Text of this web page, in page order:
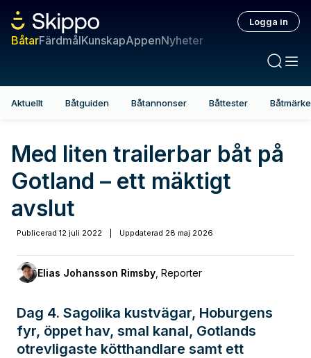
BåtarFärdmålKunskapAppenNyheter
Logga in
Aktuellt Båtguiden Båtannonser Båttester
Med liten trailerbar båt på
Gotland – ett mäktigt
avslut
Publicerad 12 juli 2022 Uppdaterad 28 maj 2026
Elias Johansson Rimsby Reporter
Dag 4. Sagolika kustvägar, Hoburgens
fyr, öppet hav, smal kanal, Gotlands
otrevligaste kötthandlare samt ett